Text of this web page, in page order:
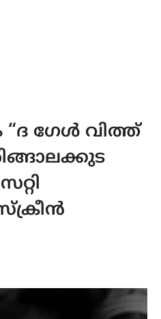
“ദ ഗേൾ വിത്ത്